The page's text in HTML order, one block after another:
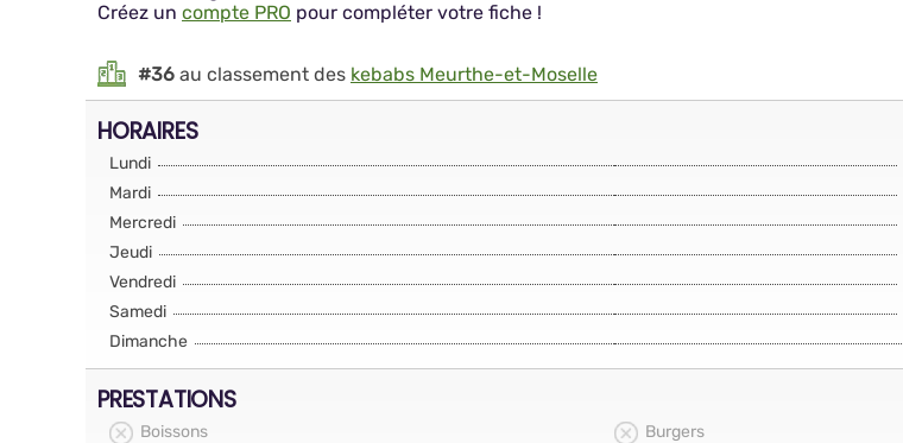
Créez un compte PRO pour compléter votre fiche !
#36 au classement des kebabs Meurthe-et-Moselle
HORAIRES
Lundi
Mardi
Mercredi
Jeudi
Vendredi
Samedi
Dimanche
PRESTATIONS
Boissons
Burgers